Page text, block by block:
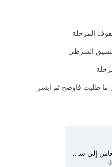
المرحلة
الشرطى
طلبت فاوضح ثم ابشر
ترحيل بيانات الموظف المحال للمعاش إلى شيت آخر وحذفه من قاعدة البيانات 7.xlsb